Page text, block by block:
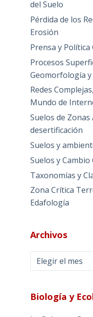
del Suelo
Pérdida de los
Erosión
Prensa y Política
Procesos
Geomorfología y
Redes
Mundo de
Suelos de Zonas
desertificación
Suelos y
Suelos y Cambio
Taxonomías y
Zona Crítica
Edafología
Archivos
Archivos
Biología y